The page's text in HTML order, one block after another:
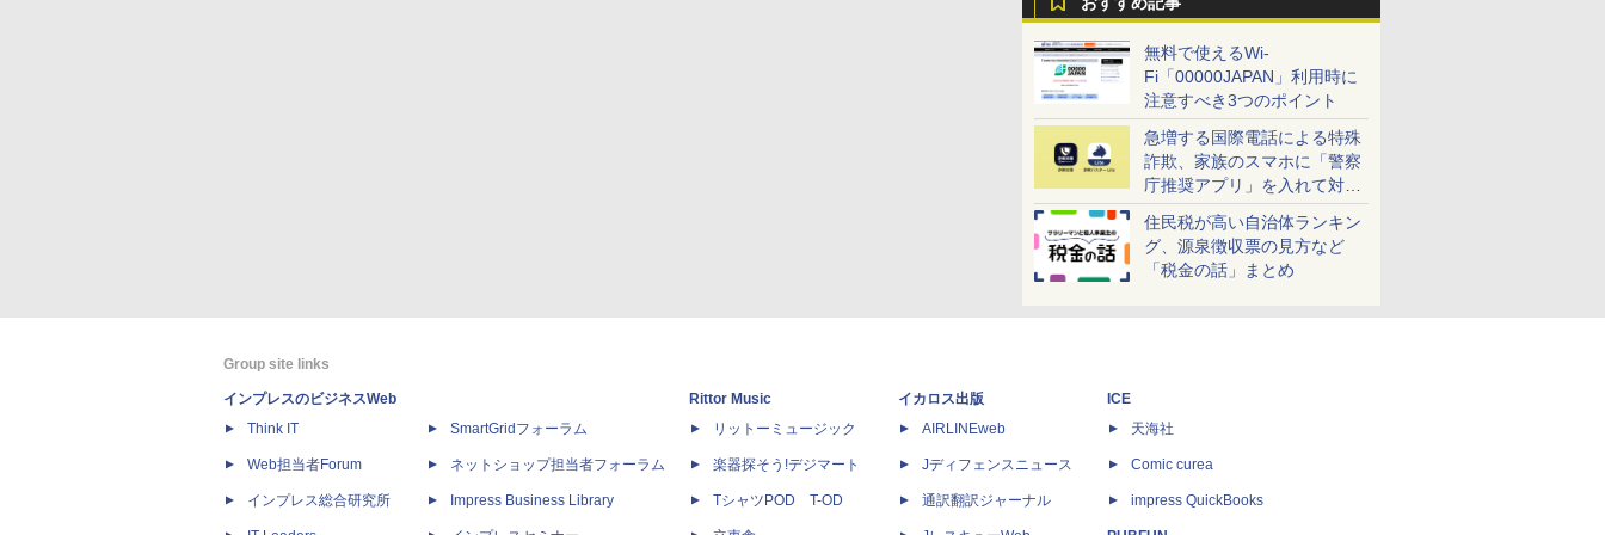
無料で使えるWi-
Fi「00000JAPAN」利用時に
注意すべき3つのポイント
急増する国際電話による特殊
詐欺、家族のスマホに「警察
庁推奨アプリ」を入れて対策
しよう！
住民税が高い自治体ランキン
グ、源泉徴収票の見方など
「税金の話」まとめ
Group site links
インプレスのビジネスWeb
Think IT
Web担当者Forum
インプレス総合研究所
SmartGridフォーラム
ネットショップ担当者フォーラム
Impress Business Library
Rittor Music
リットーミュージック
楽器探そう!デジマート
TシャツPOD T-OD
イカロス出版
AIRLINEweb
Jディフェンスニュース
通訳翻訳ジャーナル
ICE
天海社
Comic curea
impress QuickBooks